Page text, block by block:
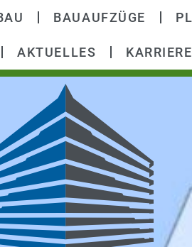
BAUAUFZÜGE
AKTUELLES KARRIERE